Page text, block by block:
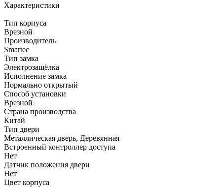
Характеристики
Тип корпуса
Врезной
Производитель
Smartec
Тип замка
Электрозащёлка
Исполнение замка
Нормально открытый
Способ установки
Врезной
Страна производства
Китай
Тип двери
Металлическая дверь, Деревянная
Встроенный контроллер доступа
Нет
Датчик положения двери
Нет
Цвет корпуса